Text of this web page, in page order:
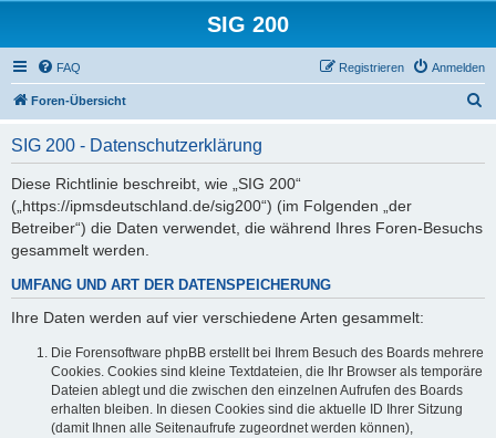
SIG 200
FAQ Anmelden
Registrieren
Foren-Übersicht
SIG 200 - Datenschutzerklärung
Diese Richtlinie beschreibt, wie „SIG 200“
(„https://ipmsdeutschland.de/sig200“) (im Folgenden „der
Betreiber“) die Daten verwendet, die während Ihres Foren-Besuchs
gesammelt werden.
UMFANG UND ART DER DATENSPEICHERUNG
Ihre Daten werden auf vier verschiedene Arten gesammelt:
Die Forensoftware phpBB erstellt bei Ihrem Besuch des Boards mehrere
Cookies. Cookies sind kleine Textdateien, die Ihr Browser als temporäre
Dateien ablegt und die zwischen den einzelnen Aufrufen des Boards
erhalten bleiben. In diesen Cookies sind die aktuelle ID Ihrer Sitzung
(damit Ihnen alle Seitenaufrufe zugeordnet werden können),